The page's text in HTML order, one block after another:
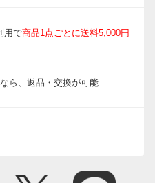
用で商品1点ごとに送料5,000円
ら、返品・交換が可能